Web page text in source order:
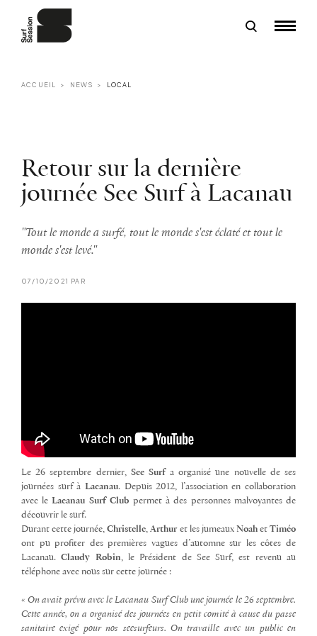
ACCUEIL NEWS LOCAL
Retour sur la dernière
journée See Surf à Lacanau
"Tout le monde a surfé, tout le monde s'est éclaté et tout le
monde s'est levé."
07/10/2021 PAR
Le 26 septembre dernier, See Surfa organisé une nouvelle de ses
journées surf à Lacanau. Depuis 2012, l’association en collaboration
avec leLacanau Surf Club permet à des personnes malvoyantes de
découvrir le surf.
Durant cette journée,Christelle,Arthuret les jumeaux NoahetTiméo
ont pu profiter des premières vagues d’automne sur les côtes de
Lacanau.Claudy Robin, le Président de See Surf, est revenu au
téléphone avec nous sur cette journée :
« On avait prévu avec le Lacanau Surf Club une journée le 26 septembre.
Cette année, on a organisé des journées en petit comité à cause du passe
sanitaire exigé pour nos seesurfeurs. On travaille avec un public en